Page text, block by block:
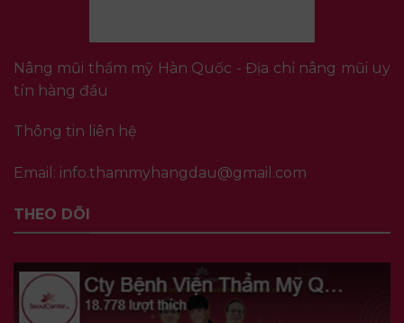
Nâng mũi thẩm mỹ Hàn Quốc - Địa chỉ nâng mũi uy
tín hàng đầu
Thông tin liên hệ
Email: info.thammyhangdau@gmail.com
THEO DÕI